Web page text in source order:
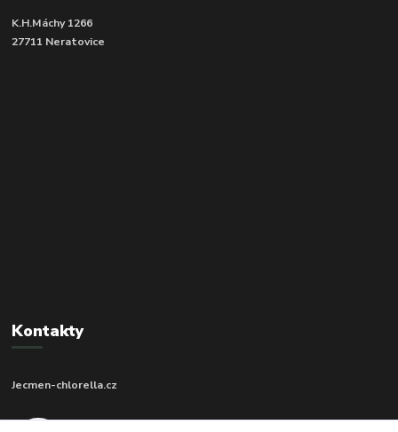
K.H.Máchy 1266
27711 Neratovice
Kontakty
Jecmen-chlorella.cz